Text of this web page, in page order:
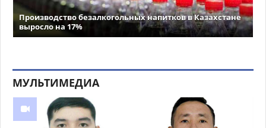
Производство безалкогольных напитков в Казахстане
выросло на 17%
МУЛЬТИМЕДИА